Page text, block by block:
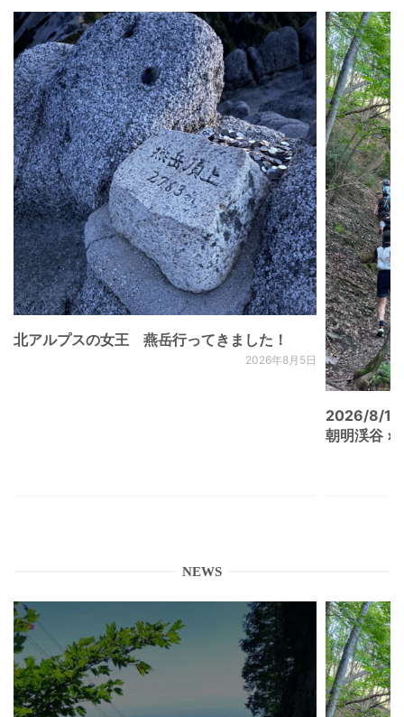
北アルプスの女王 燕岳行ってきました！
2026年8月5日
2026/8/
朝明渓谷 ×
NEWS